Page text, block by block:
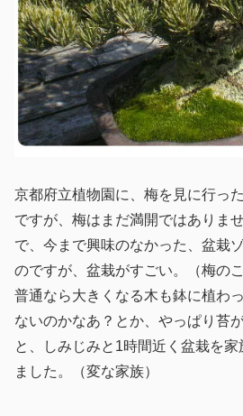
京都府立植物園に、梅を見に行っ
ですが、梅はまだ満開ではありま
で、今まで興味のなかった、盆栽
のですが、盆栽がすごい。（梅の
普通なら大きくなる木も鉢に植わ
ないのかなあ？とか、やっぱり苔
と、しみじみと1時間近く盆栽を
ました。（変な家族）